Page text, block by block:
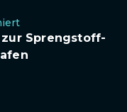
Sprengstoff-